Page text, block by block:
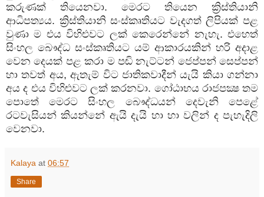
කරුණක්
තියෙනවා. මෙරට තියෙන
ක්‍රිස්තියානි
ආධිපත්‍යය. ක්‍රිස්තියානි සංස්කෘතියට වැදගත් ලිපියක් පළ
වුණා ම එය විහිළුවට ලක් කෙරෙන්නේ නැහැ.එහෙත්
සිංහල බෞද්ධ සංස්කෘතියට යම් ආකාරයකින් හරි අදාළ
වෙන දෙයක් පළ කරා ම පඬි නැට්ටන් ජෙප්පන් සෙප්පන්
හා තවත් අය,ඇතැම් විට ජාතිකවාදීන් යැයි කියා ගන්නා
අය ද එය විහිළුවට ලක් කරනවා. ගෝඨාභය රාජපක්‍ෂ තම
පොතේ
මෙරට සිංහල බෞද්ධයන් දෙවැනි
පෙළේ
රටවැසියන් කියන්නේ ඇයි දැයි හා හා වලින් ද පැහැදිලි
වෙනවා.
Kalaya at 06:57
Share